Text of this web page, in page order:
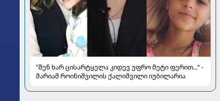
"შენ ხარ ცისარტყელა კიდევ უფრო მეტი ფერით...“ -
მარიამ როინიშვილის ქალიშვილი იუბილარია